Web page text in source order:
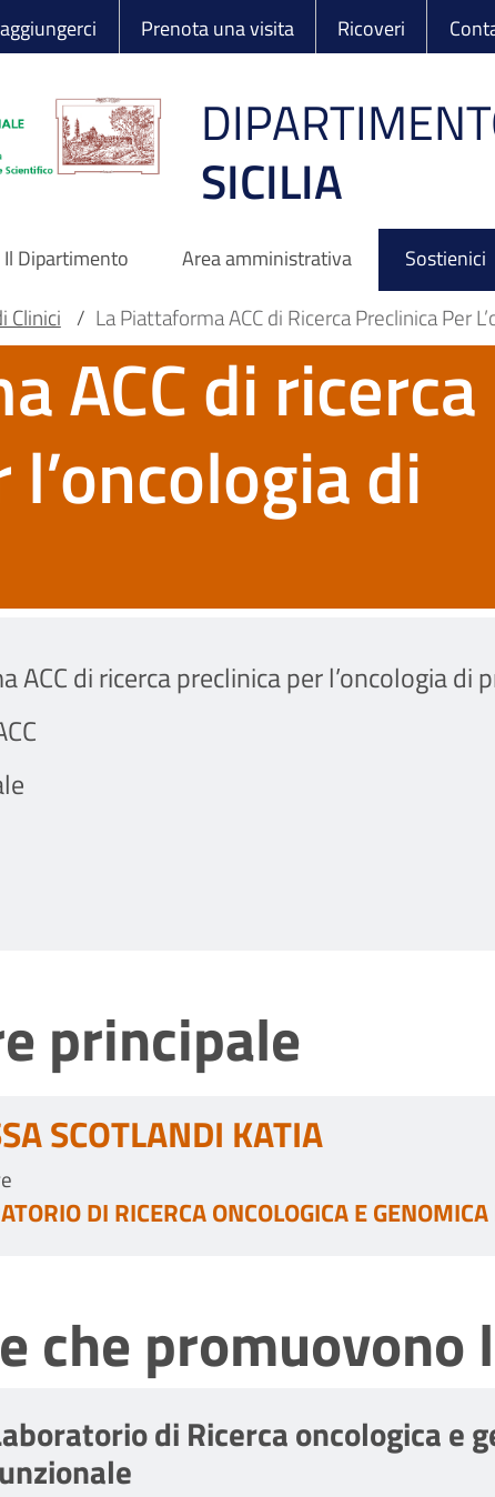
Prenota una visita Ricoveri
SICILIA
Il Dipartimento Area amministrativa Sostienici
Clinici / La Piattaforma ACC di Ricerca Preclinica Per
ACC di ricerca
di
ACC di ricerca preclinica per l’oncologia di
principale
SCOTLANDI KATIA
DI RICERCA ONCOLOGICA E
che promuovono
di Ricerca oncologica e